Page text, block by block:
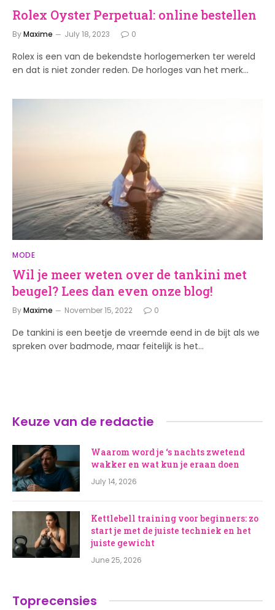
Rolex Oyster Perpetual: online bestellen
ByMaxime July 18, 2023 0
Rolex is een van de bekendste horlogemerken ter wereld
en dat is niet zonder reden. De horloges van het merk…
MODE
Wil je meer weten over de tankini met
beugel? Lees dan even onze blog!
ByMaxime November 15, 2022 0
De tankini is een beetje de vreemde eend in de bijt als we
spreken over badmode, maar feitelijk is het…
Keuze van de redactie
Waarom word je ‘s nachts zwetend
wakker en wat kun je eraan doen
July 14, 2026
Kettlebell training voor beginners: zo
start je met de juiste techniek en het
juiste gewicht
June 25, 2026
Toprecensies